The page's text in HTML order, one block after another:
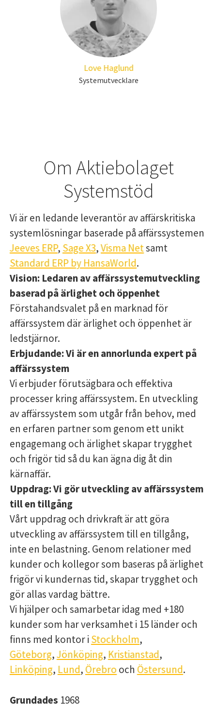
Love Haglund
Systemutvecklare
Om Aktiebolaget
Systemstöd
Vi är en ledande leverantör av affärskritiska
systemlösningar baserade på affärssystemen
Jeeves ERP, Sage X3,Visma Netsamt
Standard ERP by HansaWorld.
Vision: Ledaren av affärssystemutveckling
baserad på ärlighet och öppenhet
Förstahandsvalet på en marknad för
affärssystem där ärlighet och öppenhet är
ledstjärnor.
Erbjudande:Vi är en annorlunda expert på
affärssystem
Vi erbjuder förutsägbara och effektiva
processer kring affärssystem. En utveckling
av affärssystem som utgår från behov, med
en erfaren partner som genom ett unikt
engagemang och ärlighet skapar trygghet
och frigör tid så du kan ägna dig åt din
kärnaffär.
Uppdrag:Vi gör utveckling av affärssystem
till en tillgång
Vårt uppdrag och drivkraft är att göra
utveckling av affärssystem till en tillgång,
inte en belastning. Genom relationer med
kunder och kollegor som baseras på ärlighet
frigör vi kundernas tid, skapar trygghet och
gör allas vardag bättre.
Vi hjälper och samarbetar idag med +180
kunder som har verksamhet i 15 länder och
finns med kontor i Stockholm,
Göteborg,Jönköping, Kristianstad,
Linköping, Lund, Örebro och Östersund.
Grundades 1968